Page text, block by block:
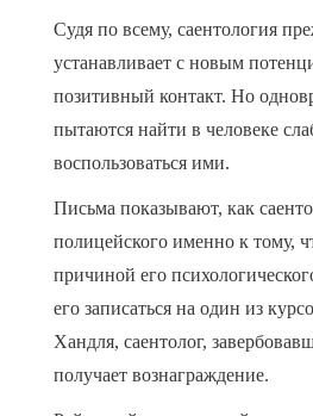
Судя по всему, саентология
устанавливает с новым
позитивный контакт. Но
пытаются найти в человеке
воспользоваться ими.
Письма показывают, как
полицейского именно к тому,
причиной его
его записаться на один из
Хандля, саентолог,
получает вознаграждение.